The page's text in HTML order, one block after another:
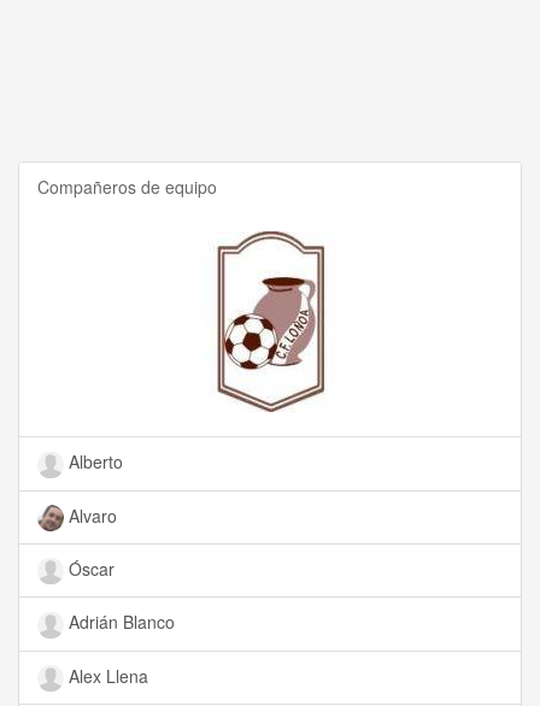
Compañeros de equipo
Alberto
Alvaro
Óscar
Adrián Blanco
Alex Llena